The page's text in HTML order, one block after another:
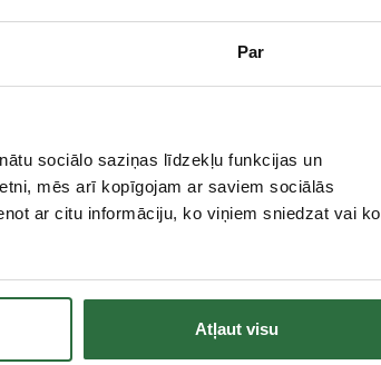
Par
sociālo saziņas līdzekļu funkcijas un
mēs arī kopīgojam ar saviem sociālās
ar citu informāciju, ko viņiem sniedzat vai ko
Atļaut visu